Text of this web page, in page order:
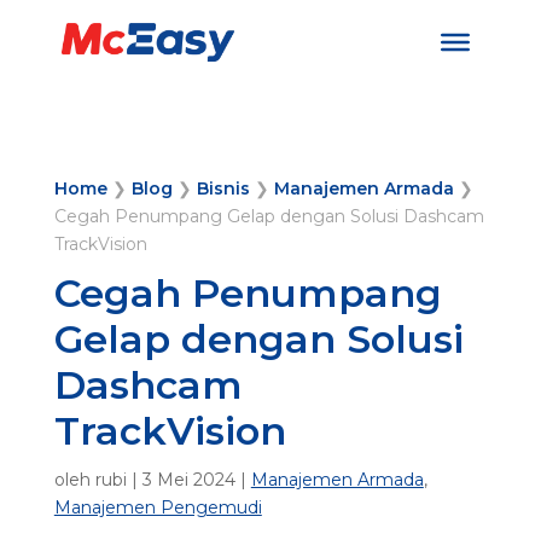
Home❯ Blog ❯ Bisnis ❯ Manajemen Armada ❯
Cegah Penumpang Gelap dengan Solusi Dashcam
TrackVision
Cegah Penumpang
Gelap dengan Solusi
Dashcam
TrackVision
oleh rubi | 3 Mei 2024| Manajemen Armada,
Manajemen Pengemudi